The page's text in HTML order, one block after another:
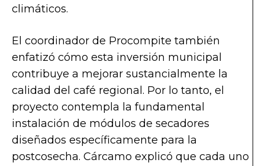
climáticos.
El coordinador de Procompite también
enfatizó cómo esta inversión municipal
contribuye a mejorar sustancialmente la
calidad del café regional. Por lo tanto, el
proyecto contempla la fundamental
instalación de módulos de secadores
diseñados específicamente para la
postcosecha. Cárcamo explicó que cada uno